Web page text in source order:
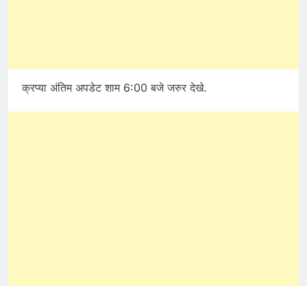
क्रप्या अंतिम अपडेट शाम 6:00 बजे जरुर देखे.